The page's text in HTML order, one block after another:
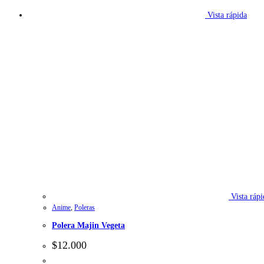
Vista rápida
Vista
Anime, Poleras
Polera Majin Vegeta
$12.000